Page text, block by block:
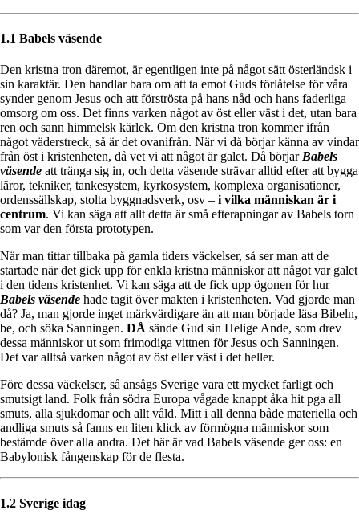
1.1 Babels väsende
Den kristna tron däremot, är egentligen inte på något sätt österländsk i
sin karaktär. Den handlar bara om att ta emot Guds förlåtelse för våra
synder genom Jesus och att förströsta på hans nåd och hans faderliga
omsorg om oss. Det finns varken något av öst eller väst i det, utan bara
ren och sann himmelsk kärlek. Om den kristna tron kommer ifrån
något väderstreck, så är det ovanifrån. När vi då börjar känna av vindar
från öst i kristenheten, då vet vi att något är galet. Då börjar Babels
väsende att tränga sig in, och detta väsende strävar alltid efter att bygga
läror, tekniker, tankesystem, kyrkosystem, komplexa organisationer,
ordenssällskap, stolta byggnadsverk, osv – i vilka människan är i
centrum. Vi kan säga att allt detta är små efterapningar av Babels torn
som var den första prototypen.
När man tittar tillbaka på gamla tiders väckelser, så ser man att de
startade när det gick upp för enkla kristna människor att något var galet
i den tidens kristenhet. Vi kan säga att de fick upp ögonen för hur
Babels väsende hade tagit över makten i kristenheten. Vad gjorde man
då? Ja, man gjorde inget märkvärdigare än att man började läsa Bibeln,
be, och söka Sanningen. DÅ sände Gud sin Helige Ande, som drev
dessa människor ut som frimodiga vittnen för Jesus och Sanningen.
Det var alltså varken något av öst eller väst i det heller.
Före dessa väckelser, så ansågs Sverige vara ett mycket farligt och
smutsigt land. Folk från södra Europa vågade knappt åka hit pga all
smuts, alla sjukdomar och allt våld. Mitt i all denna både materiella och
andliga smuts så fanns en liten klick av förmögna människor som
bestämde över alla andra. Det här är vad Babels väsende ger oss: en
Babylonisk fångenskap för de flesta.
1.2 Sverige idag